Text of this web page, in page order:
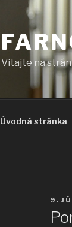
Vitajte na
Úvodná stránka
9.